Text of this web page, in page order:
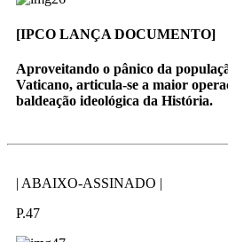
[IPCO LANÇA DOCUMENTO]
Aproveitando o pânico da
Vaticano, articula-se a maior
baldeação ideológica da História.
| ABAIXO-ASSINADO |
P.47